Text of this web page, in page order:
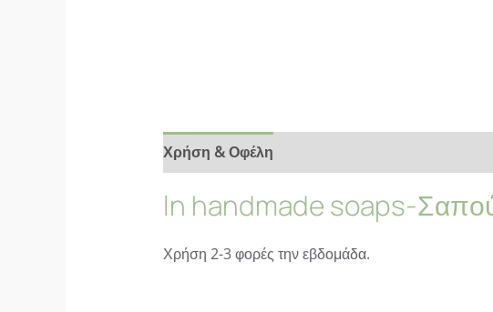
Χρήση & Οφέλη
ln handmade soaps-
Χρήση 2-3 φορές την εβδομάδα.